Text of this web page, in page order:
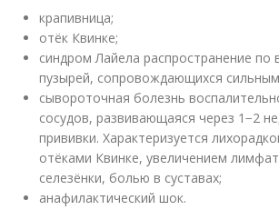
крапивница;
отёк Квинке;
синдром Лайела распространение по
пузырей, сопровождающихся
сывороточная болезнь
сосудов, развивающаяся через 1−2
прививки. Характеризуется
отёками Квинке, увеличением
селезёнки, болью в суставах;
анафилактический шок.